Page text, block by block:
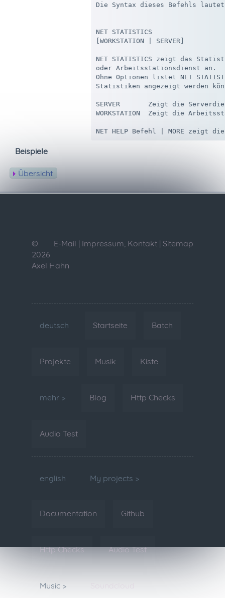
Die Syntax dieses Befehls
NET STATISTICS
[WORKSTATION | SERVER]
NET STATISTICS zeigt das
oder Arbeitsstationsdienst an.
Ohne Optionen listet NET
Statistiken angezeigt werden
SERVER       Zeigt die
WORKSTATION  Zeigt die
Beispiele
Übersicht
E-Mail | Impressum, Kontakt | Sitemap
©
2026
Axel Hahn
deutsch Startseite Batch
Projekte Musik Kiste
mehr > Blog Http Checks
Audio Test
english My projects >
Documentation Github
Http Checks Audio Test
Music >